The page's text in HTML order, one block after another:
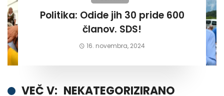
Politika: Odide jih 30 pride 600
članov. SDS!
16. novembra, 2024
VEČ V: NEKATEGORIZIRANO